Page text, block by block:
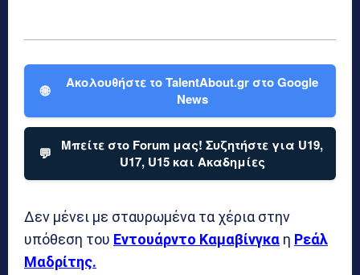
🌐
Ακολουθήστε το TalentAbout.gr στο Google
News
💬
Μπείτε στο Forum μας! Συζητήστε για U19,
U17, U15 και Ακαδημίες
Δεν μένει με σταυρωμένα τα χέρια στην
υπόθεση του Εντουάρντο Καμαβίνγκα η Ρεάλ
Μαδρίτης.